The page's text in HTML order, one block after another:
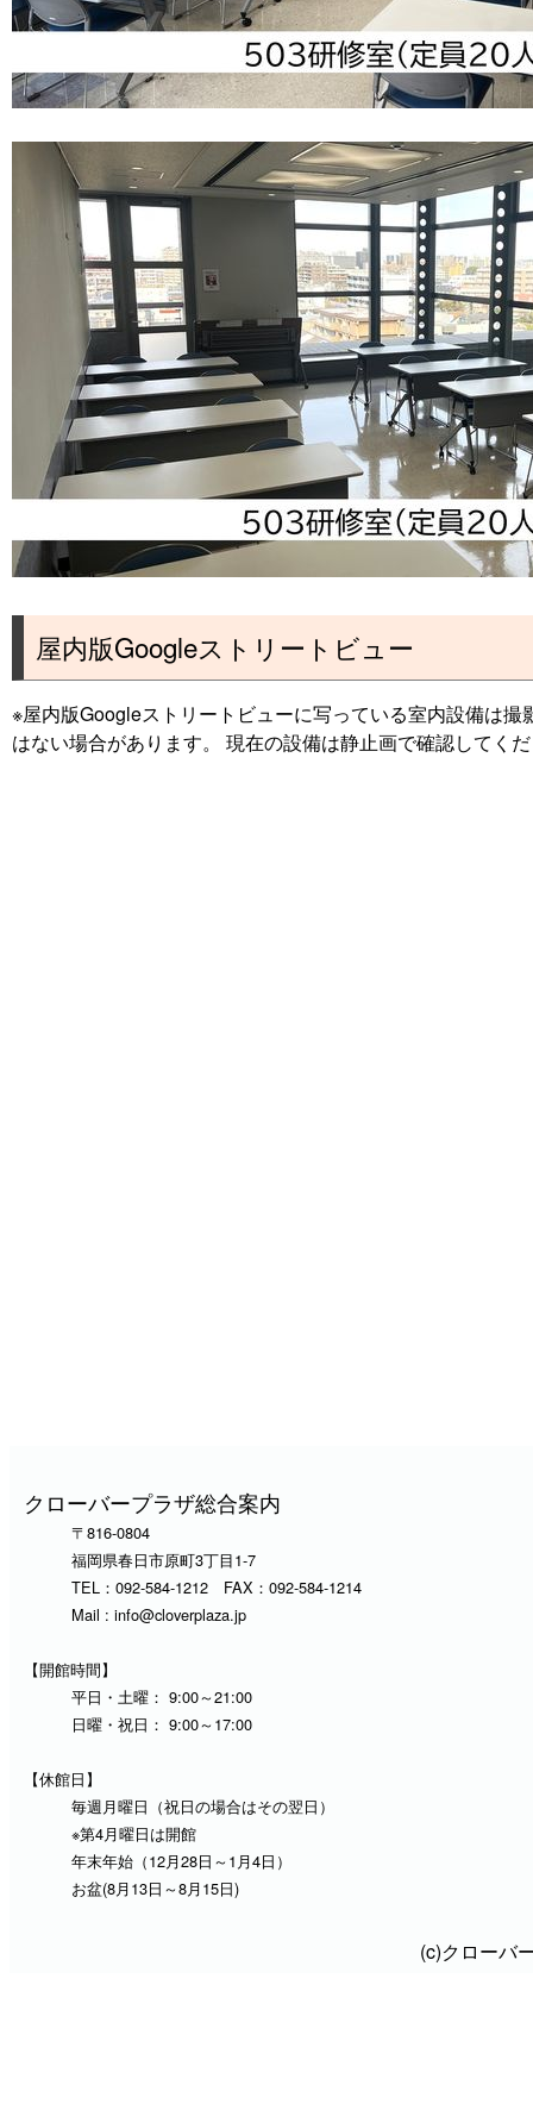
屋内版Googleストリートビュー
※屋内版Googleストリートビューに写っている室内設備は
はない場合があります。 現在の設備は静止画で確認してく
クローバープラザ総合案内
〒816-0804
福岡県春日市原町3丁目1-7
TEL： 092-584-1212 FAX：092-584-1214
Mail : info@cloverplaza.jp
【開館時間】
平日・土曜： 9:00～21:00
日曜・祝日： 9:00～17:00
【休館日】
毎週月曜日（祝日の場合はその翌日）
※第4月曜日は開館
年末年始（12月28日～1月4日）
お盆(8月13日～8月15日)
(c)クローバ